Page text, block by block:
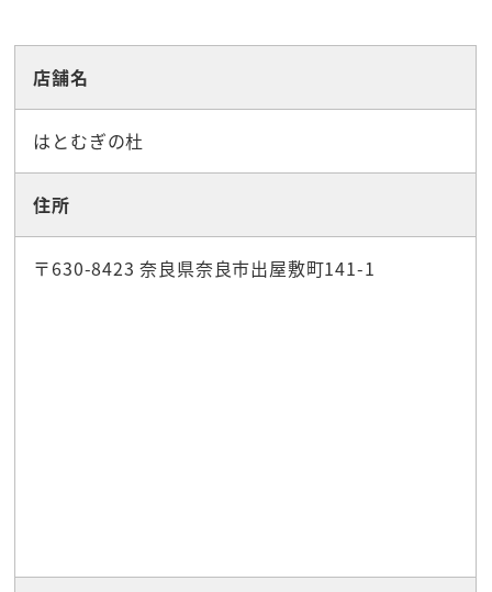
店舗名
はとむぎの杜
住所
〒630-8423 奈良県奈良市出屋敷町141-1